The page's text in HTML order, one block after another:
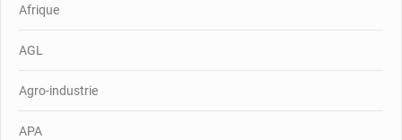
Afrique
AGL
Agro-industrie
APA